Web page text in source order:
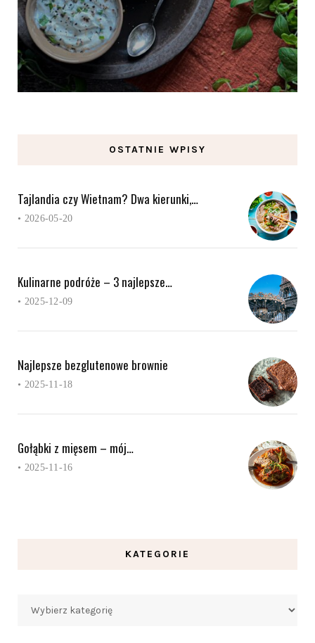
OSTATNIE WPISY
Tajlandia czy Wietnam? Dwa kierunki,…
• 2026-05-20
Kulinarne podróże – 3 najlepsze…
• 2025-12-09
Najlepsze bezglutenowe brownie
• 2025-11-18
Gołąbki z mięsem – mój…
• 2025-11-16
KATEGORIE